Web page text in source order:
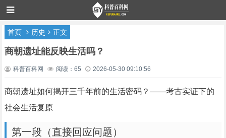
首页 历史 正文
商朝遗址能反映生活吗？
科普百科网 阅读：65 2026-05-30 09:10:56
商朝遗址如何揭开三千年前的生活密码？——考古实证下的
社会生活复原
第一段（直接回应问题）